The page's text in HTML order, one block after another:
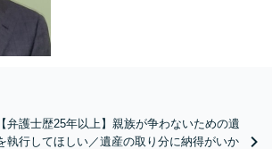
弁護士歴25年以上】親族が争わないための遺
執行してほしい／遺産の取り分に納得がいか